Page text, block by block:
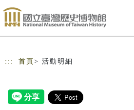
跳到主要內容
網站導覽
::: 首頁 > 活動明細